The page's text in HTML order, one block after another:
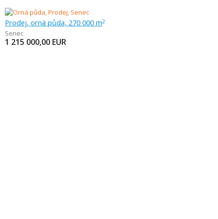
Prodej, orná půda, 270 000 m2
Senec
1 215 000,00 EUR